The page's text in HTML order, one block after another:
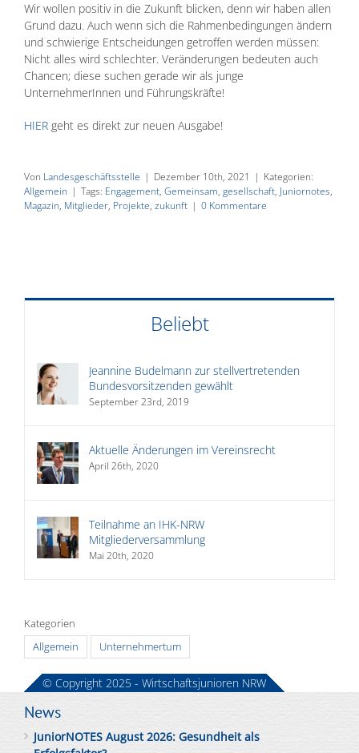
Wir wollen positiv in die Zukunft blicken, denn wir haben allen
Grund dazu. Auch wenn sich die Rahmenbedingungen ändern
und schwierige Entscheidungen getroffen werden müssen:
Nicht alles wird schlechter. Veränderungen bedeuten auch
Chancen; diese suchen gerade wir als junge
UnternehmerInnen und Führungskräfte!
HIER geht es direkt zur neuen Ausgabe!
Von Landesgeschäftsstelle | Dezember 10th, 2021 | Kategorien:
Allgemein | Tags: Engagement, Gemeinsam, gesellschaft, Juniornotes,
Magazin, Mitglieder, Projekte, zukunft | 0 Kommentare
Beliebt
Jeannine Budelmann zur stellvertretenden
Bundesvorsitzenden gewählt
September 23rd, 2019
Aktuelle Änderungen im Vereinsrecht
April 26th, 2020
Teilnahme an IHK-NRW
Mitgliederversammlung
Mai 20th, 2020
Kategorien
Allgemein Unternehmertum
News
JuniorNOTES August 2026: Gesundheit als
© Copyright 2025 - Wirtschaftsjunioren NRW